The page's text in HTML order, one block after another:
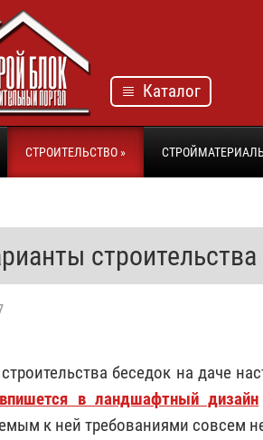
Каталог
СТРОИТЕЛЬСТВО »
беседок на даче
впишется в ландшафтный дизайн
к ней требованиями совсем